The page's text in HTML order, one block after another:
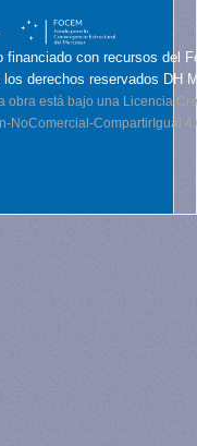
financiado con recursos del
derechos reservados DH
obra está bajo una Licencia
NoComercial-CompartirIgual